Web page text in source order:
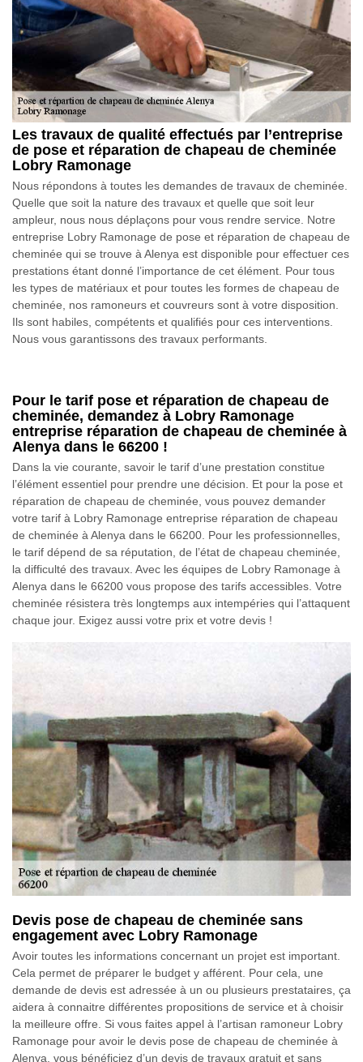
Les travaux de qualité effectués par l’entreprise
de pose et réparation de chapeau de cheminée
Lobry Ramonage
Nous répondons à toutes les demandes de travaux de cheminée.
Quelle que soit la nature des travaux et quelle que soit leur
ampleur, nous nous déplaçons pour vous rendre service. Notre
entreprise Lobry Ramonage de pose et réparation de chapeau de
cheminée qui se trouve à Alenya est disponible pour effectuer ces
prestations étant donné l’importance de cet élément. Pour tous
les types de matériaux et pour toutes les formes de chapeau de
cheminée, nos ramoneurs et couvreurs sont à votre disposition.
Ils sont habiles, compétents et qualifiés pour ces interventions.
Nous vous garantissons des travaux performants.
Pour le tarif pose et réparation de chapeau de
cheminée, demandez à Lobry Ramonage
entreprise réparation de chapeau de cheminée à
Alenya dans le 66200 !
Dans la vie courante, savoir le tarif d’une prestation constitue
l’élément essentiel pour prendre une décision. Et pour la pose et
réparation de chapeau de cheminée, vous pouvez demander
votre tarif à Lobry Ramonage entreprise réparation de chapeau
de cheminée à Alenya dans le 66200. Pour les professionnelles,
le tarif dépend de sa réputation, de l’état de chapeau cheminée,
la difficulté des travaux. Avec les équipes de Lobry Ramonage à
Alenya dans le 66200 vous propose des tarifs accessibles. Votre
cheminée résistera très longtemps aux intempéries qui l’attaquent
chaque jour. Exigez aussi votre prix et votre devis !
Devis pose de chapeau de cheminée sans
engagement avec Lobry Ramonage
Avoir toutes les informations concernant un projet est important.
Cela permet de préparer le budget y afférent. Pour cela, une
demande de devis est adressée à un ou plusieurs prestataires, ça
aidera à connaitre différentes propositions de service et à choisir
la meilleure offre. Si vous faites appel à l’artisan ramoneur Lobry
Ramonage pour avoir le devis pose de chapeau de cheminée à
Alenya, vous bénéficiez d’un devis de travaux gratuit et sans